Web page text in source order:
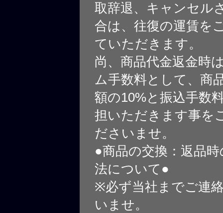
取辞退、キャンセル
合は、往復の運賃を
ていただきます。
尚、商品代金返金時
ム手数料として、商
額の10%と振込手数
担いただきます事を
ださいませ。
●商品の交換：返品
法について●
※必ず当社までご連
いませ。